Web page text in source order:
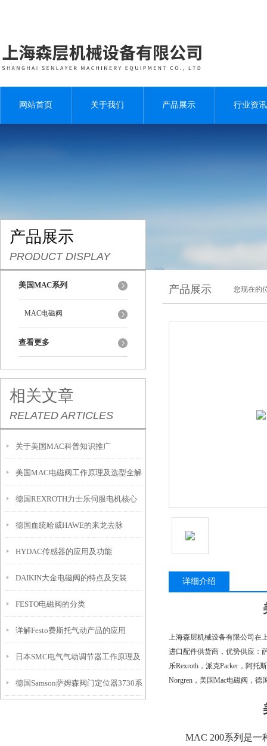
网站首页 关于我们 产品展示 行业资讯
产品展示
PRODUCT DISPLAY
美国MAC系列
MAC电磁阀
查看更多
相关文章
RELATED ARTICLES
关于美国MAC科普知识推广
美国MAC电磁阀工作原理及选型全解
德国REXROTH力士乐伺服电机核心
技术
德国血统哈威HAWE的来龙去脉
HYDAC传感器的应用及功能
DAIKIN大金电磁阀的特点及安装
FESTO电磁阀的分类
详解Festo费斯托气动产品的应用
日本SMC电气气动调节器工作原理及
性能
德国Samson萨姆森阀门定位器3730系
产品展示 您现在的
详细介绍
上海森层机械设备有限公司在
进口配件供货商，优势供应：
乐Rexroth，派克Parker，阿托
Norgren，美国Mac电磁阀，
MAC 200系列是一